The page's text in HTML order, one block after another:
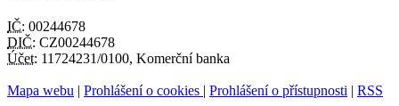
IČ: 00244678
DIČ: CZ00244678
Účet: 11724231/0100, Komerční banka
Mapa webu | Prohlášení o cookies | Prohlášení o přístupnosti | RSS